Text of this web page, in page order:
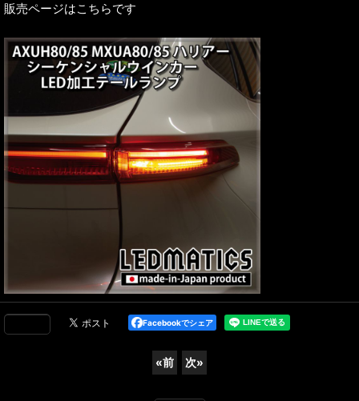
販売ページはこちらです
Facebookでシェア
«前 次»